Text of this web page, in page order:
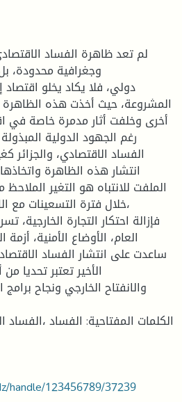
لم تعد ظاهرة الفساد
وجغرافية محدودة،
دولي، فلا يكاد يخلو اقتصاد
المشروعة، حيث أخذت هذه
أخرى وخلفت أثار مدمرة خاصة في
رغم الجهود الدولية
الفساد الاقتصادي، والجزائر
انتشار هذه الظاهرة
الملفت للانتباه هو التغير
خلال فترة التسعينات مع
فإزالة احتكار التجارة الخارجية،
العام، الأوضاع الأمنية،
ساعدت على انتشار الفساد
الأخير تعتبر تحديا
والانفتاح الخارجي ونجاح
الكلمات المفتاحية: الفساد ،الفساد
handle/123456789/37239